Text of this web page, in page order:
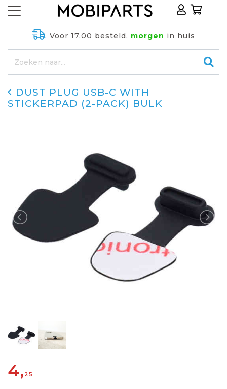
Voor 17.00 besteld, morgen in huis
DUST PLUG USB-C WITH
STICKERPAD (2-PACK) BULK
4, 25